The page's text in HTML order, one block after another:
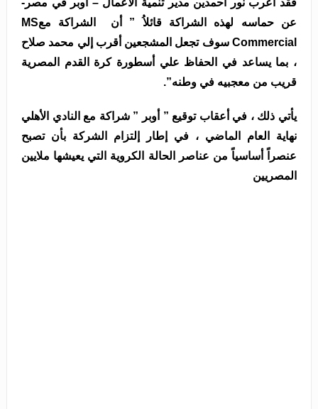
فقد أعرب نور أحمدين مدير تنمية الأعمال – أوبر في مصر-
عن حماسه لهذه الشراكة قائلاُ ” أن الشراكة معMS
Commercial سوف تجعل المشجعين أقرب إلي محمد صلاح
، بما يساعد في الحفاظ علي أسطورة كرة القدم المصرية
قريب من معجبيه في وطنه”.
يأتي ذلك ، في أعقاب توقيع ” أوبر ” شراكة مع النادي الأهلي
نهاية العام الماضي ، في إطار إلتزام الشركة بأن تصبح
عنصراً أساسياً من عناصر الحالة الكروية التي يعيشها ملايين
المصريين